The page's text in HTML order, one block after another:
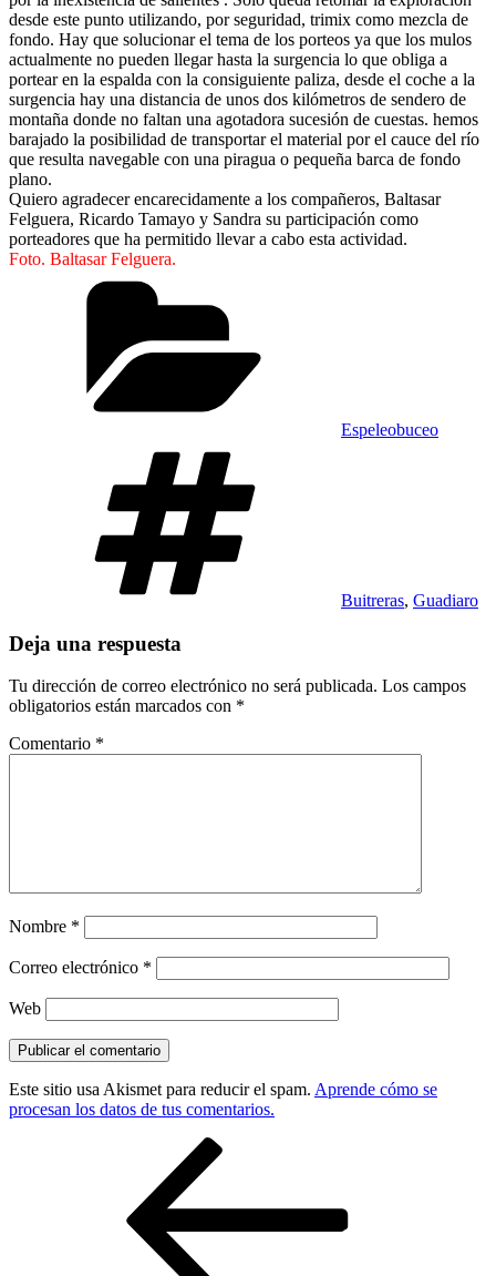
desde este punto utilizando, por seguridad, trimix como mezcla de
fondo. Hay que solucionar el tema de los porteos ya que los mulos
actualmente no pueden llegar hasta la surgencia lo que obliga a
portear en la espalda con la consiguiente paliza, desde el coche a la
surgencia hay una distancia de unos dos kilómetros de sendero de
montaña donde no faltan una agotadora sucesión de cuestas. hemos
barajado la posibilidad de transportar el material por el cauce del río
que resulta navegable con una piragua o pequeña barca de fondo
plano.
Quiero agradecer encarecidamente a los compañeros, Baltasar
Felguera, Ricardo Tamayo y Sandra su participación como
porteadores que ha permitido llevar a cabo esta actividad.
Foto. Baltasar Felguera.
Espeleobuceo
Buitreras, Guadiaro
Deja una respuesta
Tu dirección de correo electrónico no será publicada. Los campos
obligatorios están marcados con *
Comentario *
Nombre *
Correo electrónico *
Web
Este sitio usa Akismet para reducir el spam. Aprende cómo se
procesan los datos de tus comentarios.